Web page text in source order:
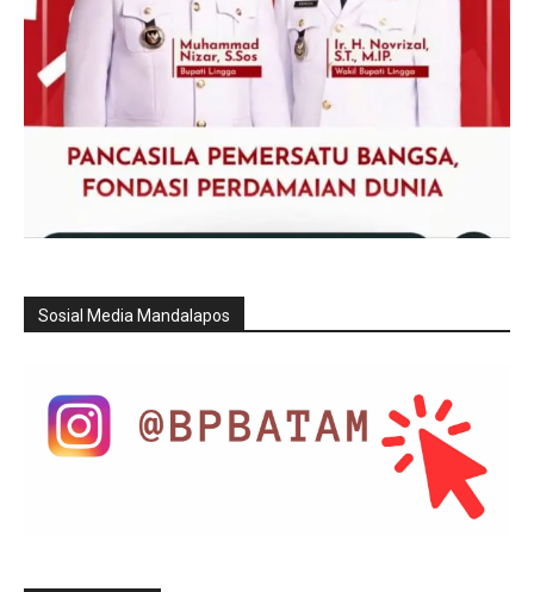
Sosial Media Mandalapos